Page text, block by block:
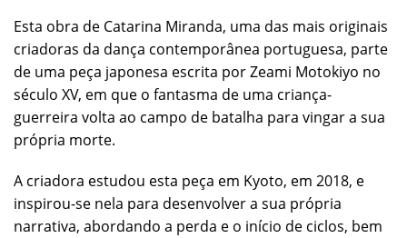
Esta obra de Catarina Miranda, uma das mais originais
criadoras da dança contemporânea portuguesa, parte
de uma peça japonesa escrita por Zeami Motokiyo no
século XV, em que o fantasma de uma criança-
guerreira volta ao campo de batalha para vingar a sua
própria morte.
A criadora estudou esta peça em Kyoto, em 2018, e
inspirou-se nela para desenvolver a sua própria
narrativa, abordando a perda e o início de ciclos, bem